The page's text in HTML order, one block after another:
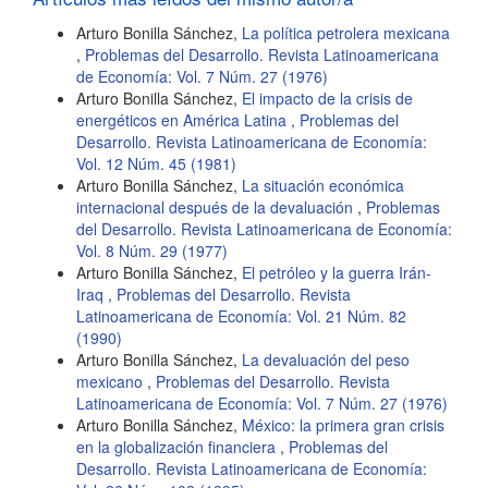
Arturo Bonilla Sánchez, La política petrolera mexicana
, Problemas del Desarrollo. Revista Latinoamericana
de Economía: Vol. 7 Núm. 27 (1976)
Arturo Bonilla Sánchez, El impacto de la crisis de
energéticos en América Latina , Problemas del
Desarrollo. Revista Latinoamericana de Economía:
Vol. 12 Núm. 45 (1981)
Arturo Bonilla Sánchez, La situación económica
internacional después de la devaluación , Problemas
del Desarrollo. Revista Latinoamericana de Economía:
Vol. 8 Núm. 29 (1977)
Arturo Bonilla Sánchez, El petróleo y la guerra Irán-
Iraq , Problemas del Desarrollo. Revista
Latinoamericana de Economía: Vol. 21 Núm. 82
(1990)
Arturo Bonilla Sánchez, La devaluación del peso
mexicano , Problemas del Desarrollo. Revista
Latinoamericana de Economía: Vol. 7 Núm. 27 (1976)
Arturo Bonilla Sánchez, México: la primera gran crisis
en la globalización financiera , Problemas del
Desarrollo. Revista Latinoamericana de Economía: